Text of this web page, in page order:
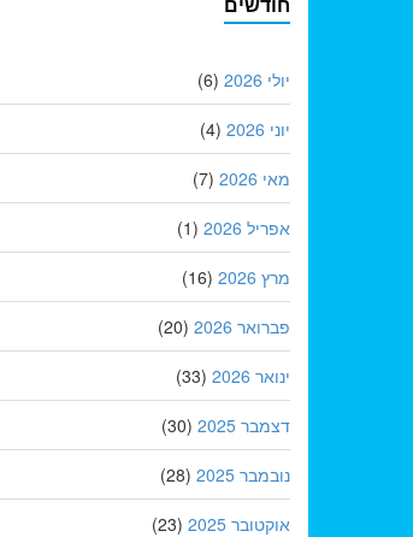
יולי 2026 (6)
יוני 2026 (4)
מאי 2026 (7)
אפריל 2026 (1)
מרץ 2026 (16)
פברואר 2026 (20)
ינואר 2026 (33)
דצמבר 2025 (30)
נובמבר 2025 (28)
אוקטובר 2025 (23)